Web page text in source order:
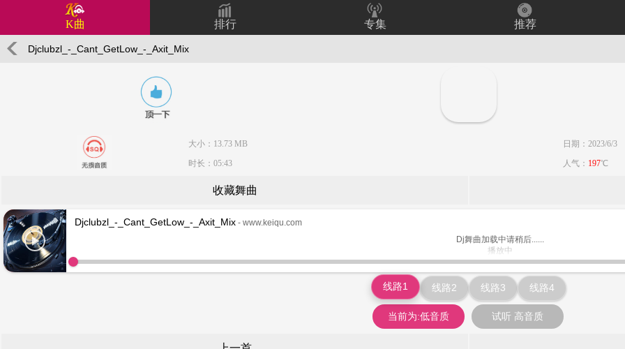
K曲 排行 专集 推荐
Djclubzl_-_Cant_GetLow_-_Axit_Mix
大小：13.73 MB
日期：2023/6/3
时长：05:43
人气： 197℃
收藏舞曲
Djclubzl_-_Cant_GetLow_-_Axit_Mix - www.keiqu.com
Dj舞曲加载中请稍后......
播放中
www.keiqu.com
线路1 线路2 线路3 线路4
当前为:低音质 试听 高音质